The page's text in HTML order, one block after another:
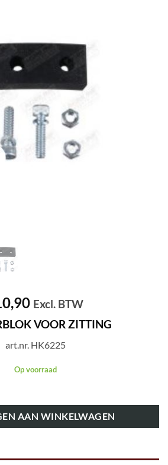
Excl. BTW
VOOR ZITTING
art.nr. HK6225
Op voorraad
AAN WINKELWAGEN